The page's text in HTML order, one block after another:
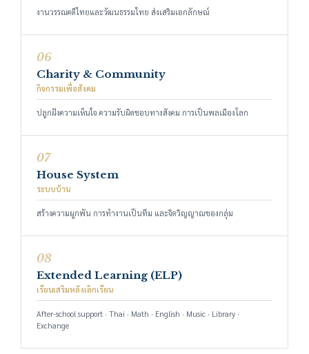
งานวรรณคดีไทยและวัฒนธรรมไทย ส่งเสริมเอกลักษณ์
06
Charity & Community
กิจกรรมเพื่อสังคม
ปลูกฝังความเห็นใจ ความรับผิดชอบทางสังคม การเป็นพลเมืองโลก
07
House System
ระบบบ้าน
สร้างความผูกพัน การทำงานเป็นทีม และจิตวิญญาณของกลุ่ม
08
Extended Learning (ELP)
เรียนเสริมหลังเลิกเรียน
After-school support · Thai · Math · English · Music · Library ·
Exchange